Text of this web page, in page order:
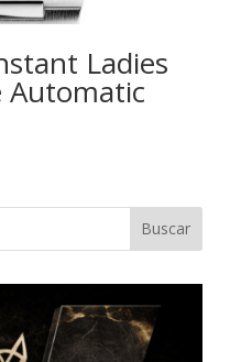
Ladies
Automatic
Buscar